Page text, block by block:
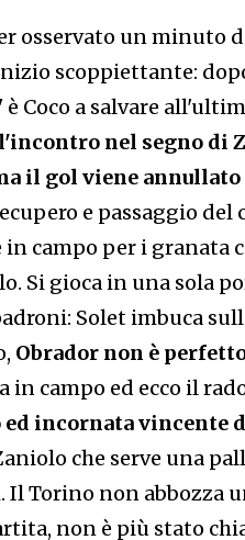
osservato un minuto
scoppiettante:
è Coco a salvare
nel segno di
il gol viene
e passaggio del
campo per i granata
Si gioca in una sola
Solet imbuca
Obrador non è
in campo ed ecco il
incornata vincente
che serve una
Il Torino non abbozza
non è più stato